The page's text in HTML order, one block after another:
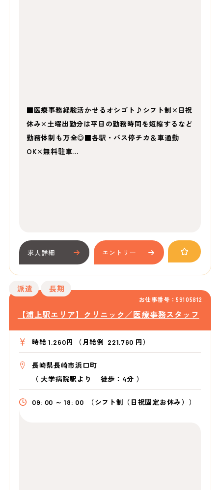
■医療事務経験活かせるオシゴト♪シフト制×日祝
休み×土曜出勤分は平日の勤務時間を短縮するなど
勤務体制も万全◎■各駅・バス停チカ＆車通勤
OK×無料駐車…
求人詳細 エントリー
お仕事番号：59105812
派遣 長期
【浦上駅エリア】クリニック／医療事務スタッフ
時給 1,260円 （月給例 221,760 円）
長崎県長崎市浜口町
（大学病院駅より 徒歩：4分 ）
09: 00 ～ 18: 00 （シフト制（日祝固定お休み））